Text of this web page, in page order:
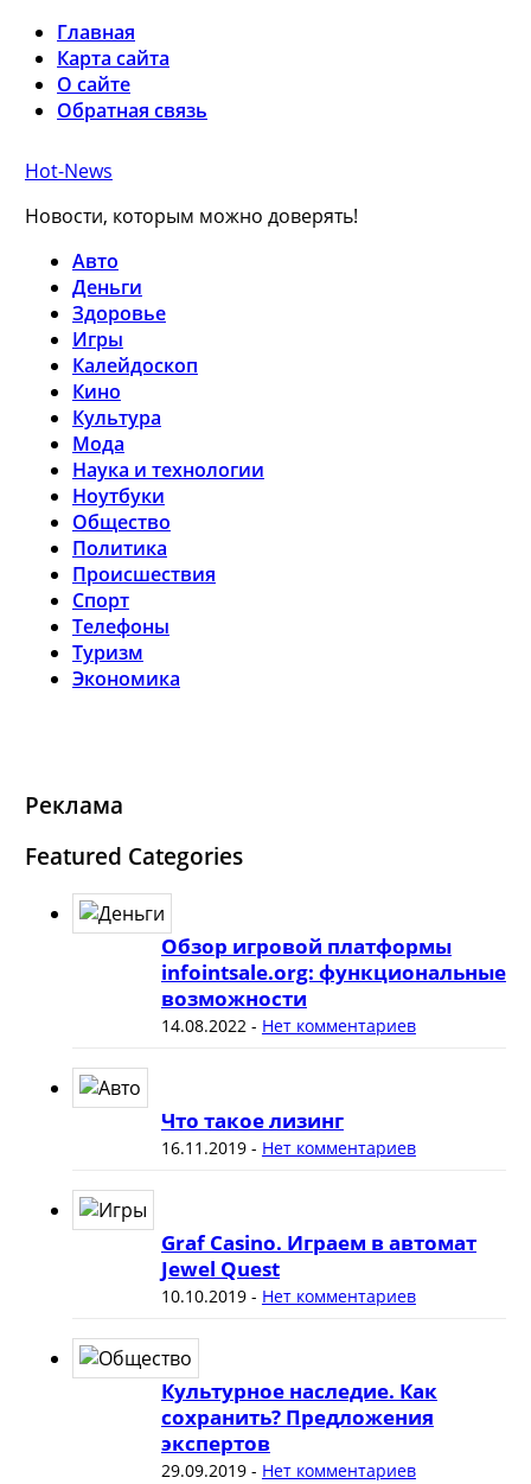
Главная
Карта сайта
О сайте
Обратная связь
Hot-News
Новости, которым можно доверять!
Авто
Деньги
Здоровье
Игры
Калейдоскоп
Кино
Культура
Мода
Наука и технологии
Ноутбуки
Общество
Политика
Происшествия
Спорт
Телефоны
Туризм
Экономика
Реклама
Featured Categories
Обзор игровой платформы
infointsale.org: функциональные
возможности
14.08.2022- Нет комментариев
Что такое лизинг
16.11.2019- Нет комментариев
Graf Casino. Играем в автомат
Jewel Quest
10.10.2019- Нет комментариев
Культурное наследие. Как
сохранить? Предложения
экспертов
29.09.2019- Нет комментариев